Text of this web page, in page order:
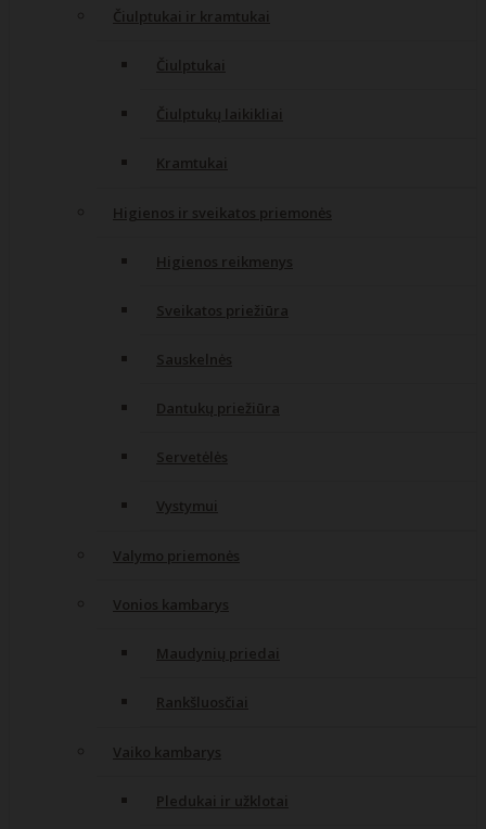
Čiulptukai ir kramtukai
Čiulptukai
Čiulptukų laikikliai
Kramtukai
Higienos ir sveikatos priemonės
Higienos reikmenys
Sveikatos priežiūra
Sauskelnės
Dantukų priežiūra
Servetėlės
Vystymui
Valymo priemonės
Vonios kambarys
Maudynių priedai
Rankšluosčiai
Vaiko kambarys
Pledukai ir užklotai